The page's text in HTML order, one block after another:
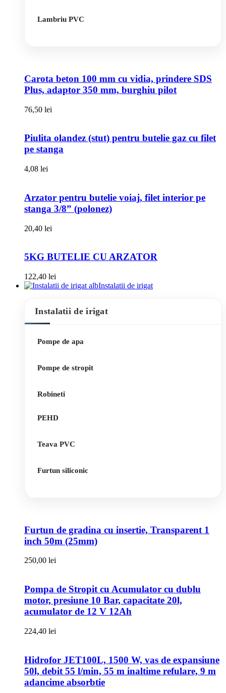
Lambriu PVC
Carota beton 100 mm cu vidia, prindere SDS
Plus, adaptor 350 mm, burghiu pilot
76,50 lei
Piulita olandez (stut) pentru butelie gaz cu filet
pe stanga
4,08 lei
Arzator pentru butelie voiaj, filet interior pe
stanga 3/8” (polonez)
20,40 lei
5KG BUTELIE CU ARZATOR
122,40 lei
Instalatii de irigat
Instalatii de irigat
Pompe de apa
Pompe de stropit
Robineti
PEHD
Teava PVC
Furtun siliconic
Furtun de gradina cu insertie, Transparent 1
inch 50m (25mm)
250,00 lei
Pompa de Stropit cu Acumulator cu dublu
motor, presiune 10 Bar, capacitate 20l,
acumulator de 12 V 12Ah
224,40 lei
Hidrofor JET100L, 1500 W, vas de expansiune
50l, debit 55 l/min, 55 m inaltime refulare, 9 m
adancime absorbtie